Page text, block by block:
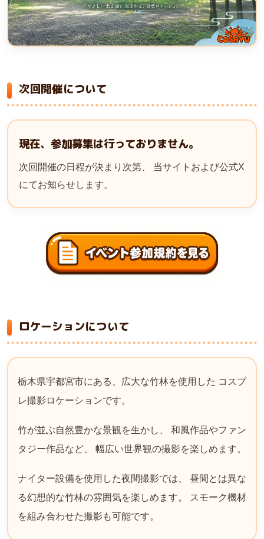
次回開催について
現在、参加募集は行っておりません。
次回開催の日程が決まり次第、 当サイトおよび公式X
にてお知らせします。
ロケーションについて
栃木県宇都宮市にある、広大な竹林を使用した コスプ
レ撮影ロケーションです。
竹が並ぶ自然豊かな景観を生かし、 和風作品やファン
タジー作品など、 幅広い世界観の撮影を楽しめます。
ナイター設備を使用した夜間撮影では、 昼間とは異な
る幻想的な竹林の雰囲気を楽しめます。 スモーク機材
を組み合わせた撮影も可能です。